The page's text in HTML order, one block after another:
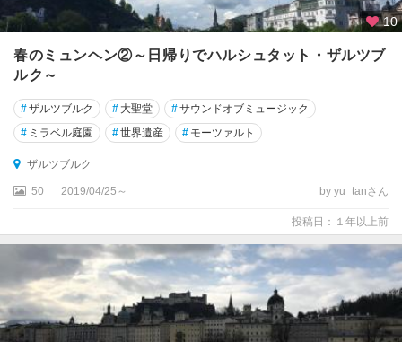
10
春のミュンヘン②～日帰りでハルシュタット・ザルツブ
ルク～
#ザルツブルク # 大聖堂 #サウンドオブミュージック
# ミラベル庭園 #世界遺産 # モーツァルト
ザルツブルク
50 2019/04/25～ by yu_tanさん
投稿日：１年以上前